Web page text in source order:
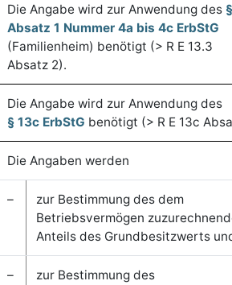
Die Angabe wird zur Anwendung des
Absatz 1 Nummer 4a bis 4c ErbStG
(Familienheim) benötigt (> R E 13.3
Absatz 2).
Die Angabe wird zur Anwendung des
§ 13c ErbStG benötigt (> R E 13c
Die Angaben werden
–
zur Bestimmung des dem
Betriebsvermögen
Anteils des Grundbesitzwerts
–
zur Bestimmung des